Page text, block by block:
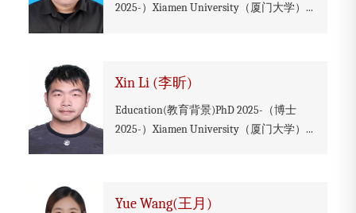
2025-）Xiamen University（厦门大学）...
Xin Li (李昕)
Education(教育背景)PhD 2025-（博士
2025-）Xiamen University（厦门大学）...
Yue Wang(王月)